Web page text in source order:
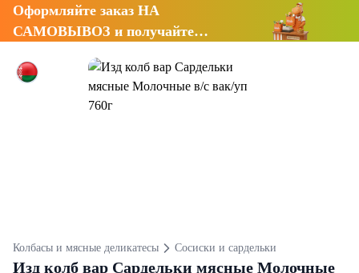
Оформляйте заказ НА
САМОВЫВОЗ и получайте
Колбасы и мясные деликатесы Сосиски и сардельки
Изд колб вар Сардельки мясные Молочные